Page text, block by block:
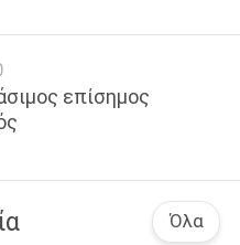
επίσημος
Όλα